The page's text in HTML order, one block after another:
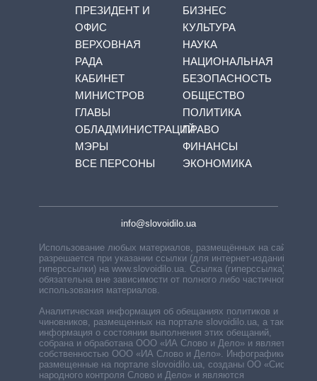
ПРЕЗИДЕНТ И
ОФИС
ВЕРХОВНАЯ
РАДА
КАБИНЕТ
МИНИСТРОВ
ГЛАВЫ
ОБЛАДМИНИСТРАЦИЙ
МЭРЫ
ВСЕ ПЕРСОНЫ
БИЗНЕС
КУЛЬТУРА
НАУКА
НАЦИОНАЛЬНАЯ
БЕЗОПАСНОСТЬ
ОБЩЕСТВО
ПОЛИТИКА
ПРАВО
ФИНАНСЫ
ЭКОНОМИКА
info@slovoidilo.ua
Использование любых материалов, размещённых на сайте,
разрешается при указании ссылки (для интернет-изданий —
гиперссылки) на www.slovoidilo.ua. Ссылка (гиперссылка)
обязательна вне зависимости от полного либо частичного
использования материалов.
Аналитическая информация об обещаниях политиков и
чиновников, размещенных на портале slovoidilo.ua, а также
информация о состоянии выполнения этих обещаний,
собрана и обработана ООО «ИА Слово и Дело» и является
собственностью ООО «ИА Слово и Дело». Инфографики,
размещенные на портале slovoidilo.ua, созданы ОО «Система
народного контроля Слово и Дело» и являются